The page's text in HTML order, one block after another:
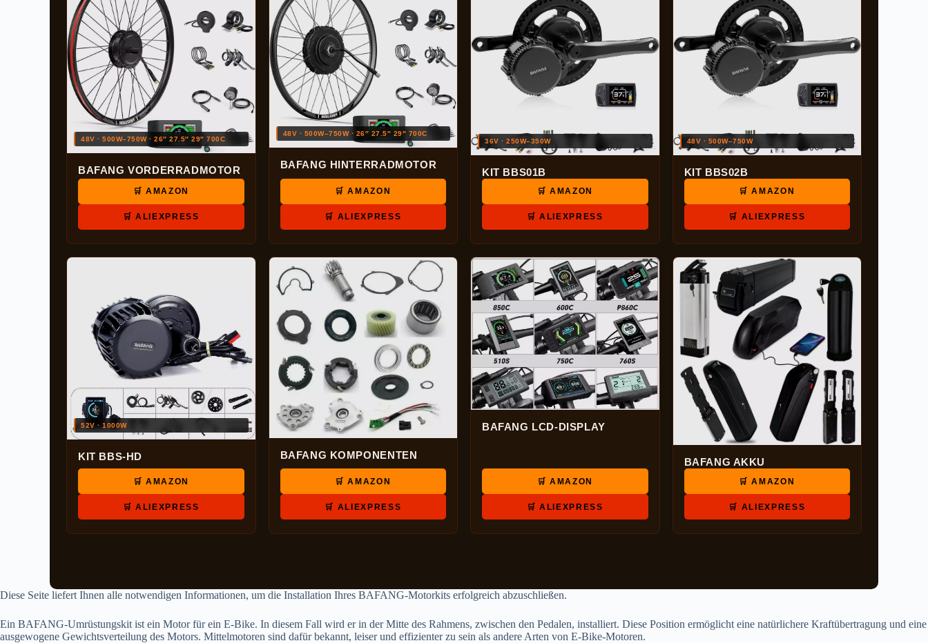
48V · 500W–750W · 26″ 27.5″ 29″ 700C
BAFANG VORDERRADMOTOR
🛒 AMAZON
🛒 ALIEXPRESS
48V · 500W–750W · 26″ 27.5″ 29″ 700C
BAFANG HINTERRADMOTOR
🛒 AMAZON
🛒 ALIEXPRESS
36V · 250W–350W
KIT BBS01B
🛒 AMAZON
🛒 ALIEXPRESS
48V · 500W–750W
KIT BBS02B
🛒 AMAZON
🛒 ALIEXPRESS
52V · 1000W
KIT BBS-HD
🛒 AMAZON
🛒 ALIEXPRESS
BAFANG KOMPONENTEN
🛒 AMAZON
🛒 ALIEXPRESS
BAFANG LCD-DISPLAY
🛒 AMAZON
🛒 ALIEXPRESS
BAFANG AKKU
🛒 AMAZON
🛒 ALIEXPRESS
Diese Seite liefert Ihnen alle notwendigen Informationen, um die Installation Ihres BAFANG-Motorkits erfolgreich abzuschließen.
Ein BAFANG-Umrüstungskit ist ein Motor für ein E-Bike. In diesem Fall wird er in der Mitte des Rahmens, zwischen den Pedalen, installiert. Diese Position ermöglicht eine natürlichere Kraftübertragung und eine
ausgewogene Gewichtsverteilung des Motors. Mittelmotoren sind dafür bekannt, leiser und effizienter zu sein als andere Arten von E-Bike-Motoren.